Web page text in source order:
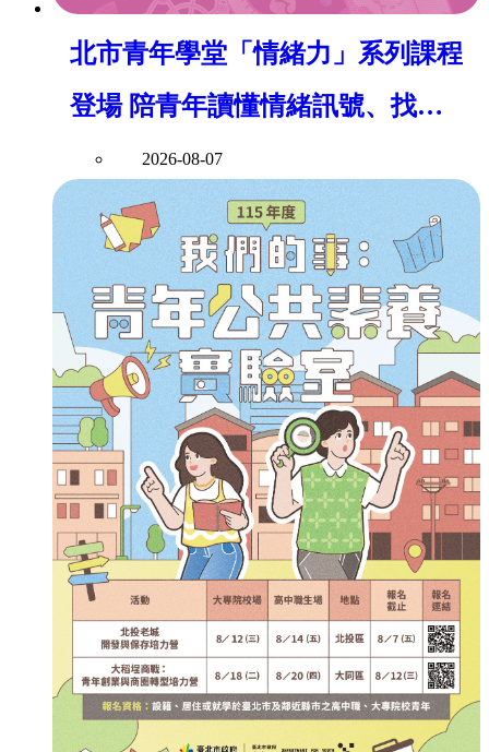
北市青年學堂「情緒力」系列課程
登場 陪青年讀懂情緒訊號、找回
身心平衡2026-08-07